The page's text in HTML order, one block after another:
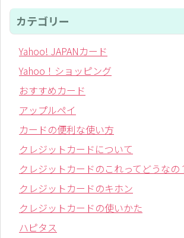
カテゴリー
Yahoo! JAPANカード
Yahoo！ショッピング
おすすめカード
アップルペイ
カードの便利な使い方
クレジットカードについて
クレジットカードのこれってどうなの
クレジットカードのキホン
クレジットカードの使いかた
ハピタス